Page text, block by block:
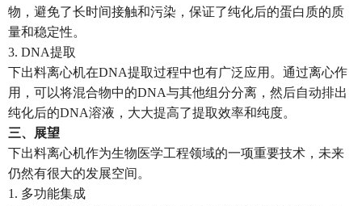
物，避免了长时间接触和污染，保证了纯化后的蛋白质的质
量和稳定性。
3. DNA提取
下出料离心机在DNA提取过程中也有广泛应用。通过离心作
用，可以将混合物中的DNA与其他组分分离，然后自动排出
纯化后的DNA溶液，大大提高了提取效率和纯度。
三、展望
下出料离心机作为生物医学工程领域的一项重要技术，未来
仍然有很大的发展空间。
1. 多功能集成